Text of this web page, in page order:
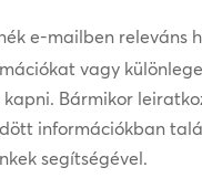
e-mailben releváns
vagy
Bármikor
információkban
segítségével.